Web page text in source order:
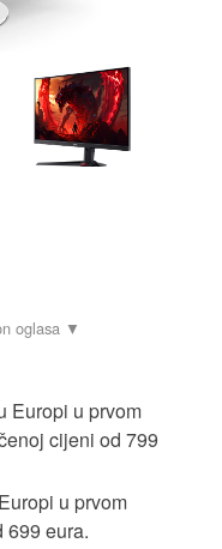
Europi u prvom
cijeni od 799
u prvom
699 eura.